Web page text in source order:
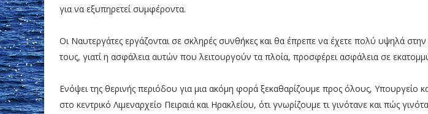
για να εξυπηρετεί συμφέροντα.
Οι Ναυτεργάτες εργάζονται σε σκληρές συνθήκες και θα έπρεπε να έχετε πολύ υψηλά
τους, γιατί η ασφάλεια αυτών που λειτουργούν τα πλοία, προσφέρει ασφάλεια σε
Ενόψει της θερινής περιόδου για μια ακόμη φορά ξεκαθαρίζουμε προς όλους, Υπουργείο
στο κεντρικό Λιμεναρχείο Πειραιά και Ηρακλείου, ότι γνωρίζουμε τι γινότανε και πώς